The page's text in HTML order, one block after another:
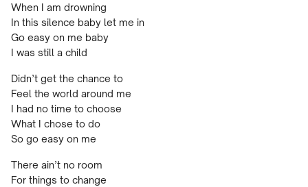
When I am drowning
In this silence baby let me in
Go easy on me baby
I was still a child
Didn’t get the chance to
Feel the world around me
I had no time to choose
What I chose to do
So go easy on me
There ain’t no room
For things to change